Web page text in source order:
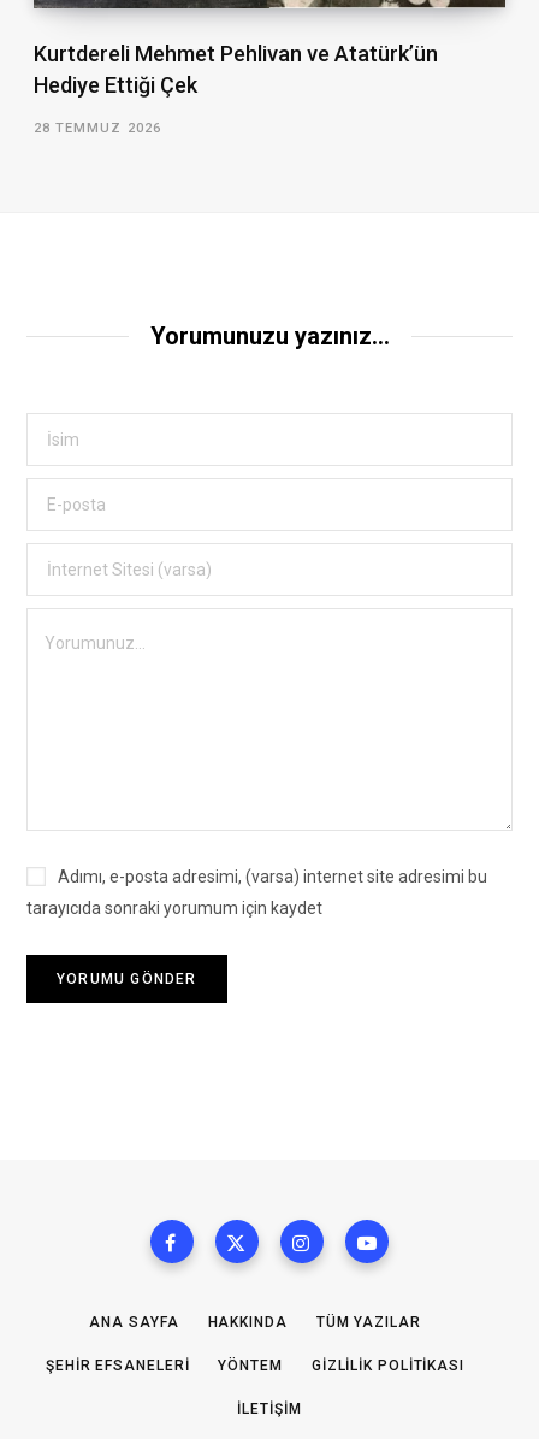
Kurtdereli Mehmet Pehlivan ve Atatürk’ün
Hediye Ettiği Çek
28 TEMMUZ 2026
Yorumunuzu yazınız...
Adımı, e-posta adresimi, (varsa) internet site adresimi bu
tarayıcıda sonraki yorumum için kaydet
ANA SAYFA HAKKINDA TÜM YAZILAR
ŞEHIR EFSANELERI YÖNTEM GIZLILIK POLITIKASI
İLETIŞIM